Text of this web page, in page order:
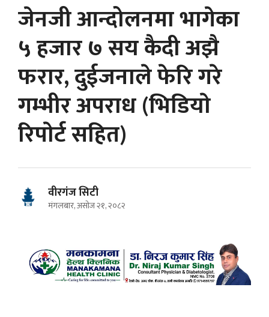
जेनजी आन्दोलनमा भागेका
५ हजार ७ सय कैदी अझै
फरार, दुईजनाले फेरि गरे
गम्भीर अपराध (भिडियाे
रिपाेर्ट सहित)
वीरगंज सिटी
मंगलबार, असोज २१, २०८२